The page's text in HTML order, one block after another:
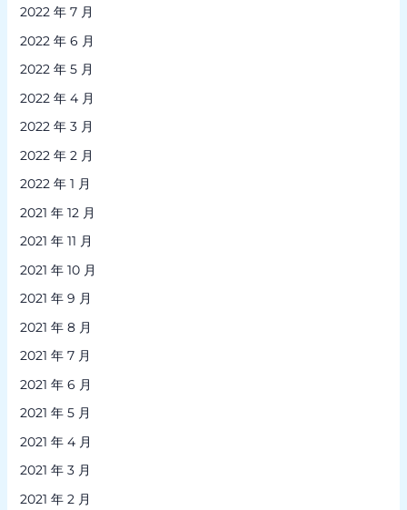
2022 年 7 月
2022 年 6 月
2022 年 5 月
2022 年 4 月
2022 年 3 月
2022 年 2 月
2022 年 1 月
2021 年 12 月
2021 年 11 月
2021 年 10 月
2021 年 9 月
2021 年 8 月
2021 年 7 月
2021 年 6 月
2021 年 5 月
2021 年 4 月
2021 年 3 月
2021 年 2 月